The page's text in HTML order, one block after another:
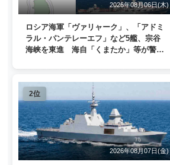
2026年08月06日(木)
ロシア海軍「ヴァリャーク」、「アドミ
ラル・パンテレーエフ」など5艦、宗谷
海峡を東進 海自「くまたか」等が警戒
2位
2026年08月07日(金)